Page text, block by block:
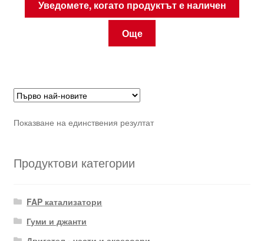
Уведомете, когато продуктът е наличен
Още
Показване на единствения резултат
Продуктови категории
FAP катализатори
Гуми и джанти